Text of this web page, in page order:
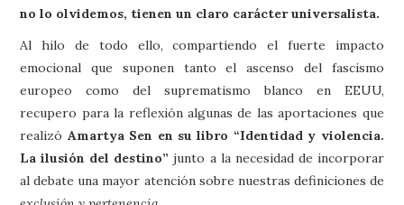
no lo olvidemos, tienen un claro carácter universalista.
Al hilo de todo ello, compartiendo el fuerte impacto
emocional que suponen tanto el ascenso del fascismo
europeo como del suprematismo blanco en EEUU,
recupero para la reflexión algunas de las aportaciones que
realizó Amartya Sen en su libro “Identidad y violencia.
La ilusión del destino” junto a la necesidad de incorporar
al debate una mayor atención sobre nuestras definiciones de